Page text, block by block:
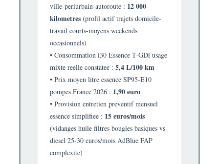
ville-periurbain-autoroute : 12 000
kilometres (profil actif trajets domicile-
travail courts-moyens weekends
occasionnels)
• Consommation i30 Essence T-GDi usage
mixte reelle constatee : 5,4 L/100 km
• Prix moyen litre essence SP95-E10
pompes France 2026 : 1,90 euro
• Provision entretien preventif mensuel
essence simplifiee : 15 euros/mois
(vidanges huile filtres bougies basiques vs
diesel 25-30 euros/mois AdBlue FAP
complexite)